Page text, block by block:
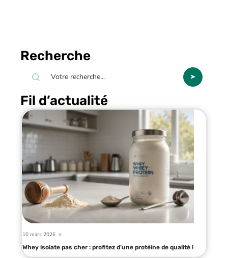
Recherche
Fil d’actualité
10 mars 2026
Whey isolate pas cher : profitez d’une protéine de qualité !